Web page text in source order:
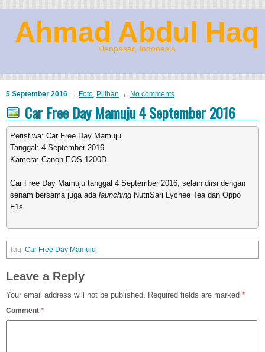
Ahmad Abdul Haq
Denpasar, Indonesia
5 September 2016 Foto, Pilihan No comments
Car Free Day Mamuju 4 September 2016
Peristiwa: Car Free Day Mamuju
Tanggal: 4 September 2016
Kamera: Canon EOS 1200D
Car Free Day Mamuju tanggal 4 September 2016, selain diisi dengan
senam bersama juga ada launching NutriSari Lychee Tea dan Oppo
F1s.
Car Free Day Mamuju
Leave a Reply
Your email address will not be published. Required fields are marked *
Comment *